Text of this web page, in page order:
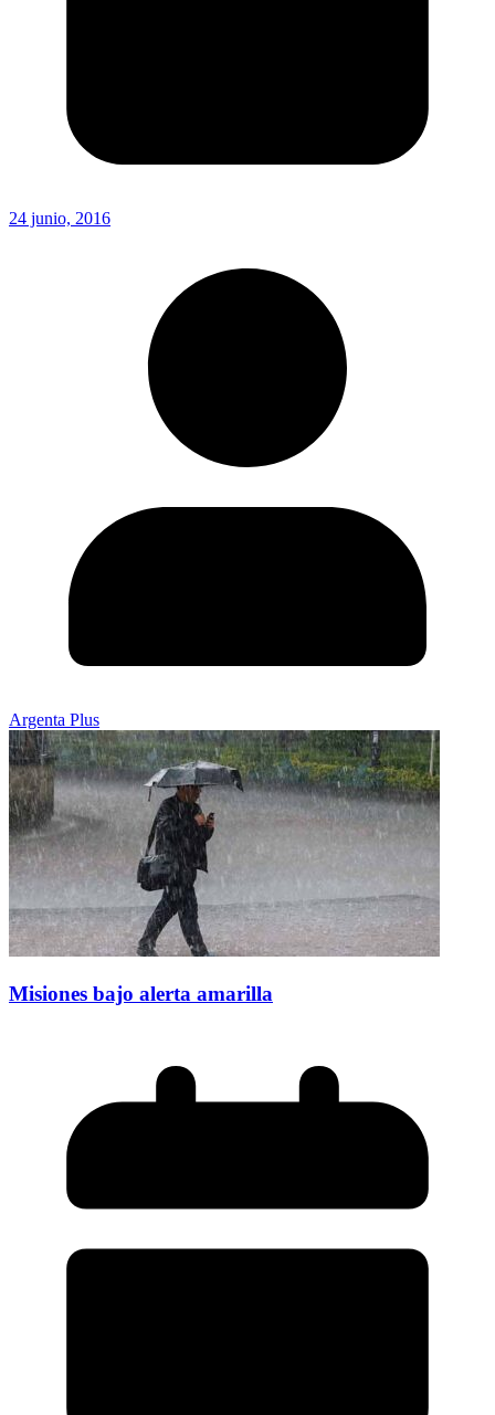
24 junio, 2016
Argenta Plus
Misiones bajo alerta amarilla